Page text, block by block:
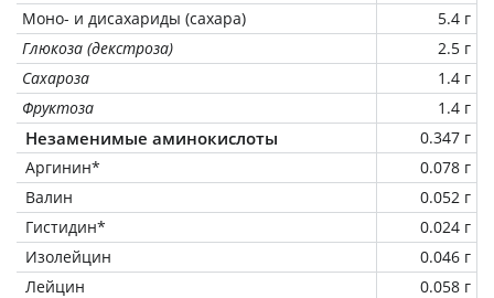
Моно- и дисахариды (сахара)
5.4 г
Глюкоза (декстроза)
2.5 г
Сахароза
1.4 г
Фруктоза
1.4 г
Незаменимые аминокислоты
0.347 г
Аргинин*
0.078 г
Валин
0.052 г
Гистидин*
0.024 г
Изолейцин
0.046 г
Лейцин
0.058 г